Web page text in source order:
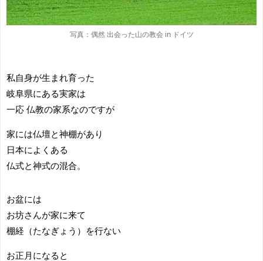
写真：偶然 出会った山の教会 in ドイツ
私自身が生まれ育った
岐阜県にある実家は
一応 仏教の家系なのですが
家には仏壇と神棚があり
日本によくある
仏式と神式の混合。
お盆には
お坊さんが家に来て
棚経（たなぎょう）を行ない
お正月になると